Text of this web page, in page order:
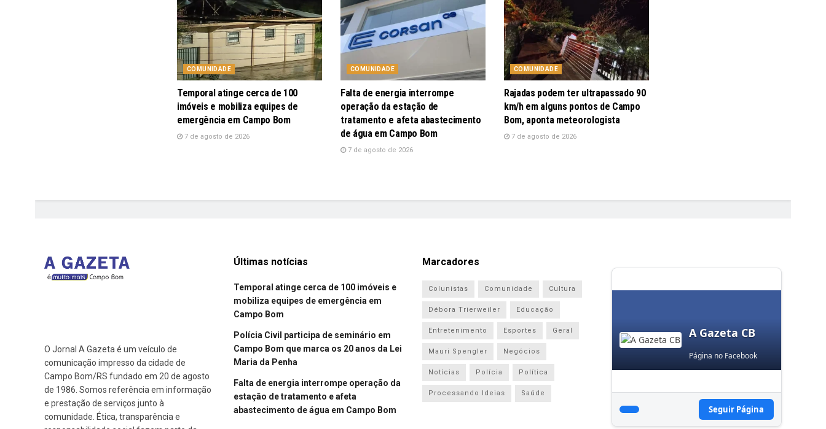
COMUNIDADE
Temporal atinge cerca de 100
imóveis e mobiliza equipes de
emergência em Campo Bom
7 de agosto de 2026
COMUNIDADE
Falta de energia interrompe
operação da estação de
tratamento e afeta abastecimento
de água em Campo Bom
7 de agosto de 2026
COMUNIDADE
Rajadas podem ter ultrapassado 90
km/h em alguns pontos de Campo
Bom, aponta meteorologista
7 de agosto de 2026
O Jornal A Gazeta é um veículo de
comunicação impresso da cidade de
Campo Bom/RS fundado em 20 de agosto
de 1986. Somos referência em informação
e prestação de serviços junto à
comunidade. Ética, transparência e
Últimas notícias
Temporal atinge cerca de 100 imóveis e
mobiliza equipes de emergência em
Campo Bom
Polícia Civil participa de seminário em
Campo Bom que marca os 20 anos da Lei
Maria da Penha
Falta de energia interrompe operação da
estação de tratamento e afeta
abastecimento de água em Campo Bom
Marcadores
Colunistas Comunidade Cultura
Débora Trierweiler Educação
Entretenimento Esportes Geral
Mauri Spengler Negócios
Notícias Polícia Política
Processando Ideias Saúde
A Gazeta CB
Página no Facebook
Seguir Página